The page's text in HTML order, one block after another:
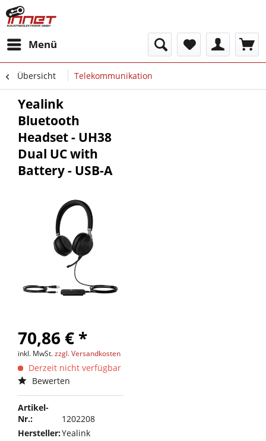
Menü
Übersicht Telekommunikation
Yealink
Bluetooth
Headset - UH38
Dual UC with
Battery - USB-A
70,86 € *
inkl. MwSt.zzgl. Versandkosten
Derzeit nicht verfügbar
Bewerten
Artikel-
Nr.:
1202208
Hersteller:Yealink